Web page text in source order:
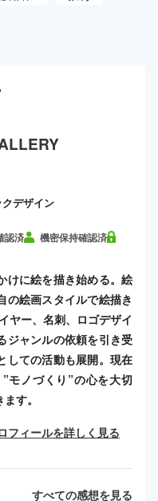
デザイン
認済 機密保持確認済
けに絵を描き始める。絵
の絵画スタイルで絵描き
ヤー、名刺、ロゴデザイ
ジャンルの依頼を引き受
しての活動も展開。現在
モノづくり”の心を大切
す。
フィールを詳しく見る
すべての感想を見る